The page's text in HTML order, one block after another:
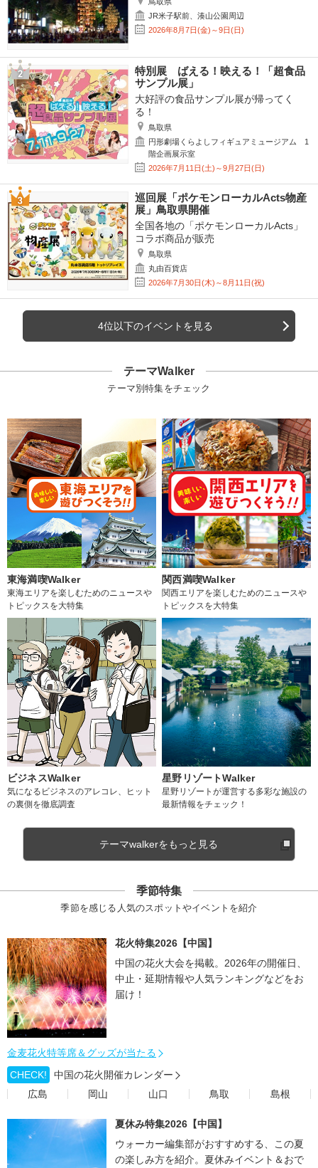
JR米子駅前、湊山公園周辺
2026年8月7日(金)～9日(日)
特別展 ばえる！映える！「超食品
サンプル展」
大好評の食品サンプル展が帰ってく
る！
鳥取県
円形劇場くらよしフィギュアミュージアム 1
階企画展示室
2026年7月11日(土)～9月27日(日)
巡回展「ポケモンローカルActs物産
展」鳥取県開催
全国各地の「ポケモンローカルActs」
コラボ商品が販売
鳥取県
丸由百貨店
2026年7月30日(木)～8月11日(祝)
4位以下のイベントを見る
テーマWalker
テーマ別特集をチェック
東海満喫Walker
東海エリアを楽しむためのニュースや
トピックスを大特集
関西満喫Walker
関西エリアを楽しむためのニュースや
トピックスを大特集
ビジネスWalker
気になるビジネスのアレコレ、ヒット
の裏側を徹底調査
星野リゾートWalker
星野リゾートが運営する多彩な施設の
最新情報をチェック！
テーマwalkerをもっと見る
季節特集
季節を感じる人気のスポットやイベントを紹介
花火特集2026【中国】
中国の花火大会を掲載。2026年の開催日、
中止・延期情報や人気ランキングなどをお
届け！
金麦花火特等席＆グッズが当たる
CHECK!
中国の花火開催カレンダー
広島
岡山 山口 鳥取 島根
夏休み特集2026【中国】
ウォーカー編集部がおすすめする、この夏
の楽しみ方を紹介。夏休みイベント＆おで